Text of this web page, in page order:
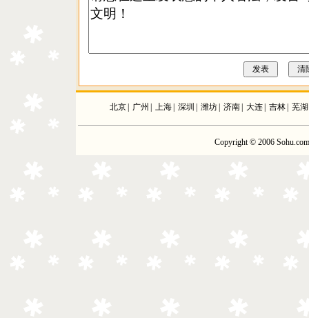
北京 广州 上海 深圳 潍坊 济南 大连 吉林 芜湖
Copyright © 2006